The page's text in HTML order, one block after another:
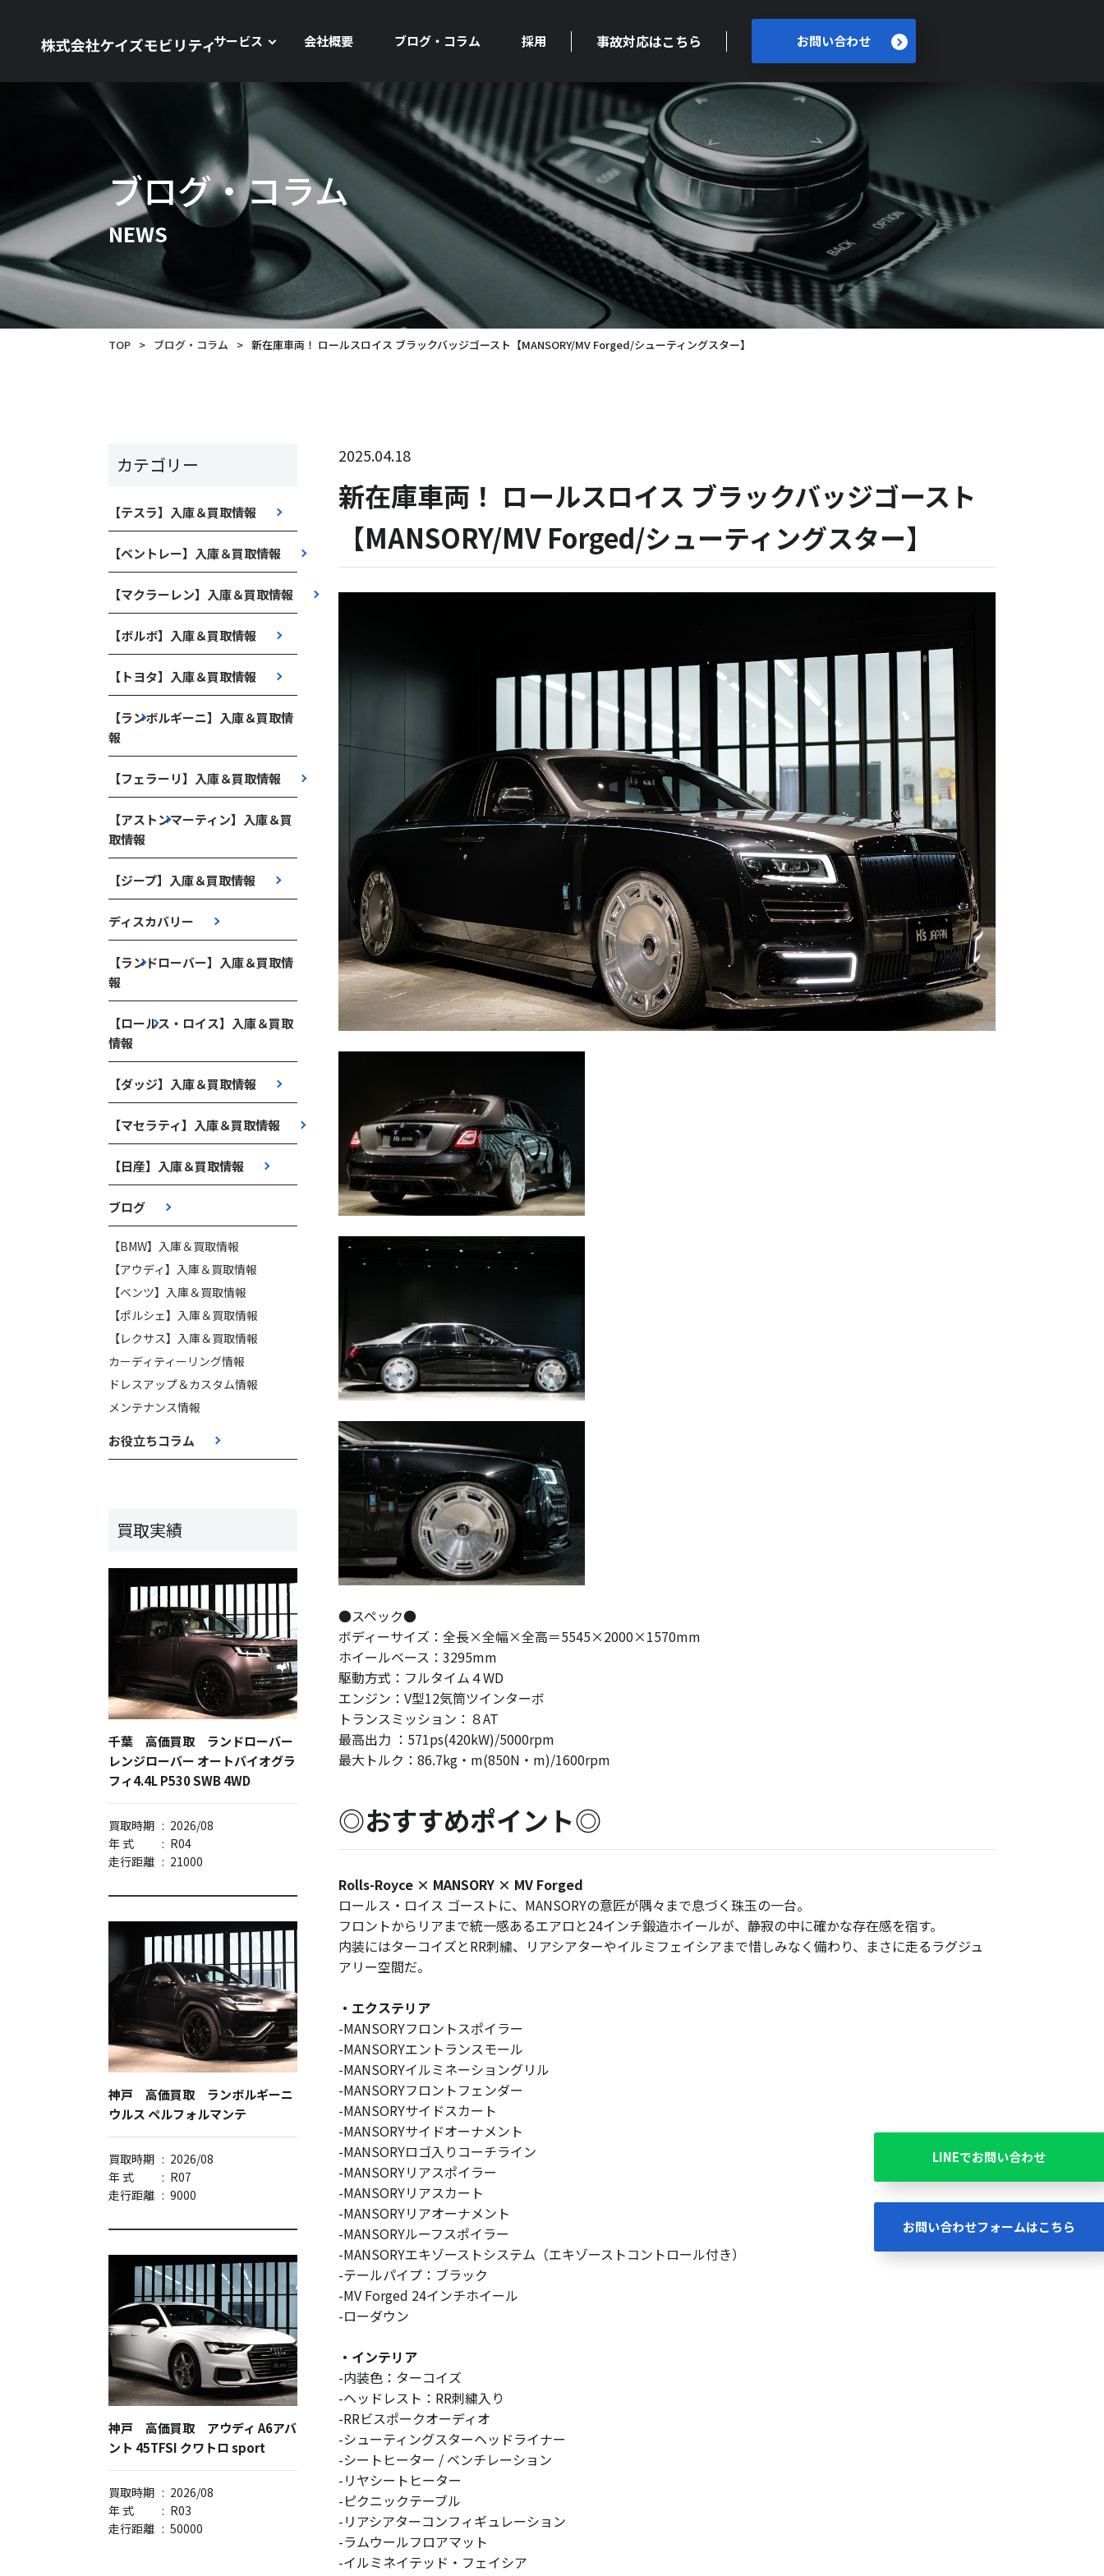
サービス 会社概要 ブログ・コラム 採用 事故対応はこちら お問い合わせ
ブログ・コラム
NEWS
TOP > ブログ・コラム > 新在庫車両！ ロールスロイス ブラックバッジゴースト【MANSORY/MV Forged/シューティングスター】
LINEでお問い合わせ
お問い合わせフォームはこちら
カテゴリー
【テスラ】入庫＆買取情報
【ベントレー】入庫＆買取情報
【マクラーレン】入庫＆買取情報
【ボルボ】入庫＆買取情報
【トヨタ】入庫＆買取情報
【ランボルギーニ】入庫＆買取情
報
【フェラーリ】入庫＆買取情報
【アストンマーティン】入庫＆買
取情報
【ジープ】入庫＆買取情報
ディスカバリー
【ランドローバー】入庫＆買取情
報
【ロールス・ロイス】入庫＆買取
情報
【ダッジ】入庫＆買取情報
【マセラティ】入庫＆買取情報
【日産】入庫＆買取情報
ブログ
【BMW】入庫＆買取情報
【アウディ】入庫＆買取情報
【ベンツ】入庫＆買取情報
【ポルシェ】入庫＆買取情報
【レクサス】入庫＆買取情報
カーディティーリング情報
ドレスアップ＆カスタム情報
メンテナンス情報
お役立ちコラム
買取実績
千葉 高価買取 ランドローバー
レンジローバー オートバイオグラ
フィ4.4L P530 SWB 4WD
買取時期 : 2026/08
年 式
: R04
走行距離 : 21000
神戸 高価買取 ランボルギーニ
ウルス ペルフォルマンテ
買取時期 : 2026/08
年 式
: R07
走行距離 : 9000
神戸 高価買取 アウディ A6アバ
ント 45TFSI クワトロ sport
買取時期 : 2026/08
年 式
: R03
走行距離 : 50000
2025.04.18
新在庫車両！ ロールスロイス ブラックバッジゴースト
【MANSORY/MV Forged/シューティングスター】
●スペック●
ボディーサイズ：全長×全幅×全高＝5545×2000×1570mm
ホイールベース：3295mm
駆動方式：フルタイム４WD
エンジン：V型12気筒ツインターボ
トランスミッション：８AT
最高出力 ：571ps(420kW)/5000rpm
最大トルク：86.7kg・m(850N・m)/1600rpm
◎おすすめポイント◎
Rolls-Royce × MANSORY × MV Forged
ロールス・ロイス ゴーストに、MANSORYの意匠が隅々まで息づく珠玉の一台。
フロントからリアまで統一感あるエアロと24インチ鍛造ホイールが、静寂の中に確かな存在感を宿す。
内装にはターコイズとRR刺繍、リアシアターやイルミフェイシアまで惜しみなく備わり、まさに走るラグジュ
アリー空間だ。
・エクステリア
-MANSORYフロントスポイラー
-MANSORYエントランスモール
-MANSORYイルミネーショングリル
-MANSORYフロントフェンダー
-MANSORYサイドスカート
-MANSORYサイドオーナメント
-MANSORYロゴ入りコーチライン
-MANSORYリアスポイラー
-MANSORYリアスカート
-MANSORYリアオーナメント
-MANSORYルーフスポイラー
-MANSORYエキゾーストシステム（エキゾーストコントロール付き）
-テールパイプ：ブラック
-MV Forged 24インチホイール
-ローダウン
・インテリア
-内装色：ターコイズ
-ヘッドレスト：RR刺繍入り
-RRビスポークオーディオ
-シューティングスターヘッドライナー
-シートヒーター / ベンチレーション
-リヤシートヒーター
-ピクニックテーブル
-リアシアターコンフィギュレーション
-ラムウールフロアマット
-イルミネイテッド・フェイシア